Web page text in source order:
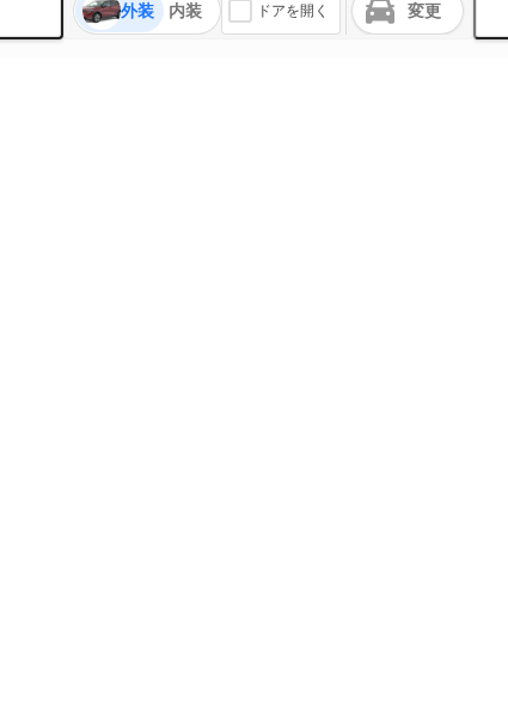
外装 内装 ドアを開く 変更